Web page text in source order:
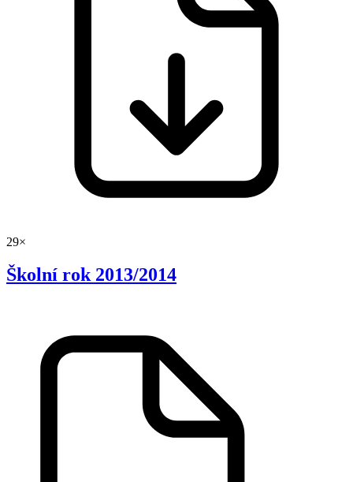
29×
Školní rok 2013/2014